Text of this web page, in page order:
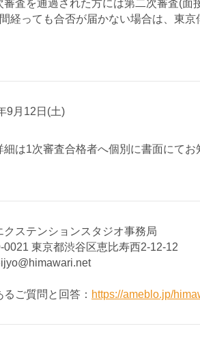
査を通過された方には第二次審査(面
っても合否が届かない場合は、東京
9月12日(土)
細は1次審査合格者へ個別に書面にてお
クステンションスタジオ事務局
0021 東京都渋谷区恵比寿西2-12-12
るご質問と回答： https://ameblo.jp/